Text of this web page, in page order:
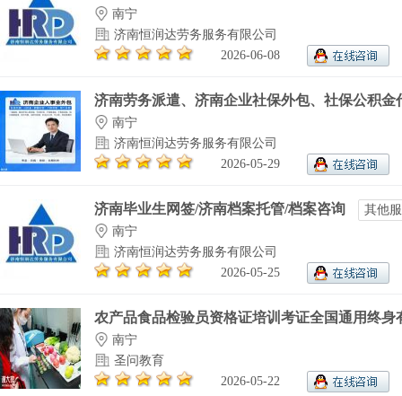
南宁
济南恒润达劳务服务有限公司
2026-06-08
济南劳务派遣、济南企业社保外包、社保公积金
南宁
济南恒润达劳务服务有限公司
2026-05-29
济南毕业生网签/济南档案托管/档案咨询
其他
南宁
济南恒润达劳务服务有限公司
2026-05-25
农产品食品检验员资格证培训考证全国通用终身
南宁
圣问教育
2026-05-22